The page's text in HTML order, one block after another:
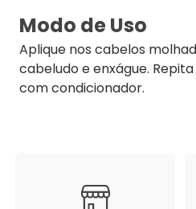
Modo de Uso
Aplique nos cabelos
cabeludo e enxágue.
com condicionador.